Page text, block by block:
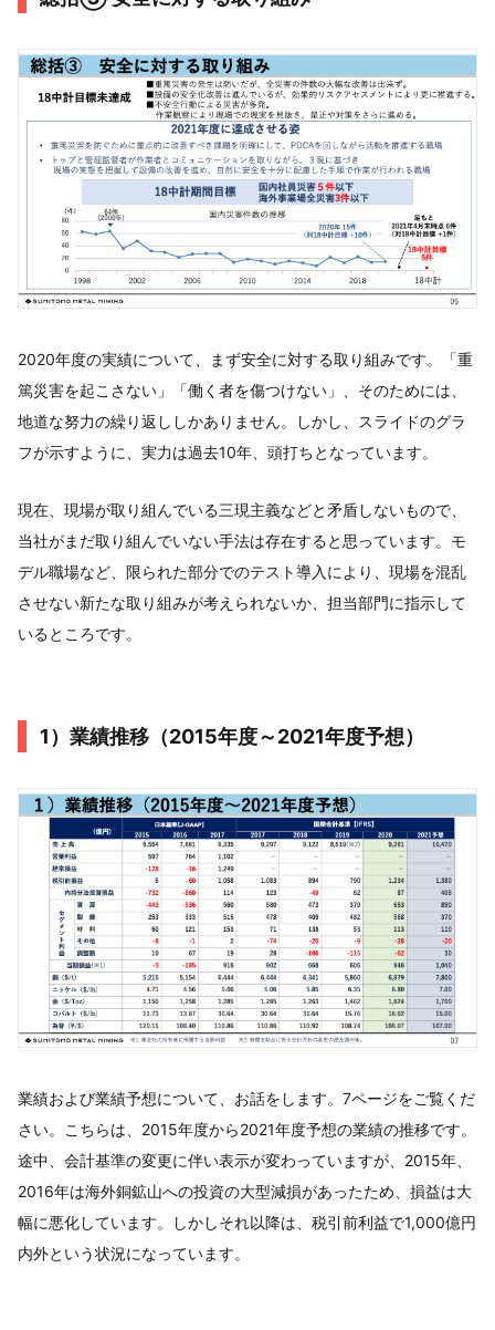
2020年度の実績について、まず安全に対する取り組みです。「重
篤災害を起こさない」「働く者を傷つけない」、そのためには、
地道な努力の繰り返ししかありません。しかし、スライドのグラ
フが示すように、実力は過去10年、頭打ちとなっています。
現在、現場が取り組んでいる三現主義などと矛盾しないもので、
当社がまだ取り組んでいない手法は存在すると思っています。モ
デル職場など、限られた部分でのテスト導入により、現場を混乱
させない新たな取り組みが考えられないか、担当部門に指示して
いるところです。
1）業績推移（2015年度～2021年度予想）
業績および業績予想について、お話をします。7ページをご覧くだ
さい。こちらは、2015年度から2021年度予想の業績の推移です。
途中、会計基準の変更に伴い表示が変わっていますが、2015年、
2016年は海外銅鉱山への投資の大型減損があったため、損益は大
幅に悪化しています。しかしそれ以降は、税引前利益で1,000億円
内外という状況になっています。